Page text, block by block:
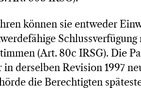
können sie entweder
(Art. 80c IRSG). Die
in derselben Revision 1997
die Berechtigten